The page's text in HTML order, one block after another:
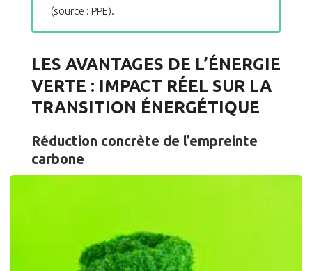
(source : PPE).
LES AVANTAGES DE L’ÉNERGIE
VERTE : IMPACT RÉEL SUR LA
TRANSITION ÉNERGÉTIQUE
Réduction concrète de l’empreinte
carbone